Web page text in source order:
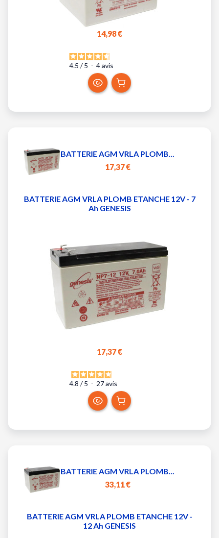
14,98 €
4.5 / 5 - 4avis
BATTERIE AGM VRLA PLOMB...
17,37 €
BATTERIE AGM VRLA PLOMB ETANCHE 12V - 7
Ah GENESIS
17,37 €
4.8 / 5 - 27avis
BATTERIE AGM VRLA PLOMB...
33,11 €
BATTERIE AGM VRLA PLOMB ETANCHE 12V -
12 Ah GENESIS